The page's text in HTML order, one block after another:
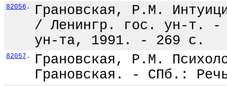
82056 .
Грановская, Р.М.
/ Ленингр. гос. ун-т. -
ун-та, 1991. - 269 с.
82057 .
Грановская, Р.М.
Грановская. - СПб.: